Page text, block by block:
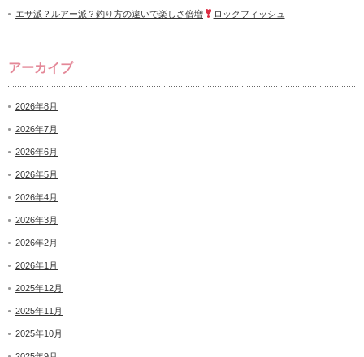
エサ派？ルアー派？釣り方の違いで楽しさ倍増 ロックフィッシュ
アーカイブ
2026年8月
2026年7月
2026年6月
2026年5月
2026年4月
2026年3月
2026年2月
2026年1月
2025年12月
2025年11月
2025年10月